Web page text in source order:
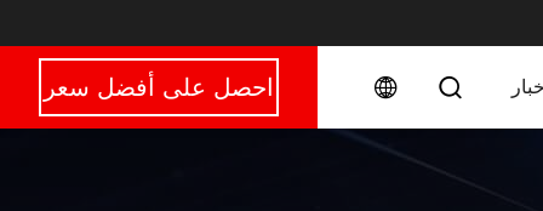
أخبار احصل على أفضل سعر